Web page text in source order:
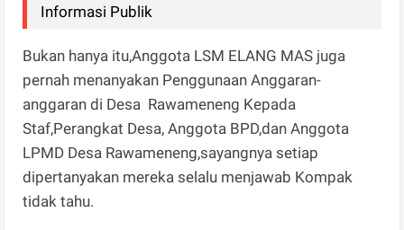
Informasi Publik
Bukan hanya itu,Anggota LSM ELANG MAS juga
pernah menanyakan Penggunaan Anggaran-
anggaran di Desa Rawameneng Kepada
Staf,Perangkat Desa, Anggota BPD,dan Anggota
LPMD Desa Rawameneng,sayangnya setiap
dipertanyakan mereka selalu menjawab Kompak
tidak tahu.